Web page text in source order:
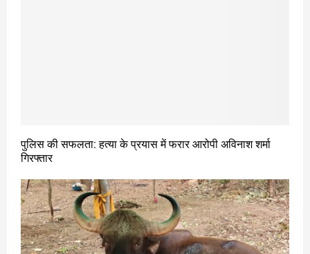
पुलिस की सफलता: हत्या के प्रयास में फरार आरोपी अविनाश शर्मा
गिरफ्तार